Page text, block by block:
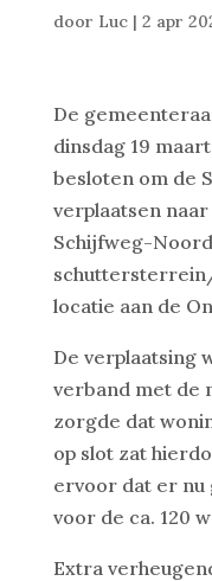
door Luc| 2 apr
De
dinsdag 19
besloten om de
verplaatsen
Schijfweg-
locatie aan de
De verplaatsing
verband met de
zorgde dat
op slot zat
ervoor dat er
voor de ca. 120
Extra